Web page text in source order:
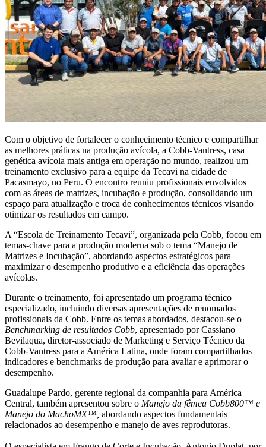
Com o objetivo de fortalecer o conhecimento técnico e compartilhar
as melhores práticas na produção avícola, a Cobb-Vantress, casa
genética avícola mais antiga em operação no mundo, realizou um
treinamento exclusivo para a equipe da Tecavi na cidade de
Pacasmayo, no Peru. O encontro reuniu profissionais envolvidos
com as áreas de matrizes, incubação e produção, consolidando um
espaço para atualização e troca de conhecimentos técnicos visando
otimizar os resultados em campo.
A “Escola de Treinamento Tecavi”, organizada pela Cobb, focou em
temas-chave para a produção moderna sob o tema “Manejo de
Matrizes e Incubação”, abordando aspectos estratégicos para
maximizar o desempenho produtivo e a eficiência das operações
avícolas.
Durante o treinamento, foi apresentado um programa técnico
especializado, incluindo diversas apresentações de renomados
profissionais da Cobb. Entre os temas abordados, destacou-se o
Benchmarking de resultados Cobb, apresentado por Cassiano
Bevilaqua, diretor-associado de Marketing e Serviço Técnico da
Cobb-Vantress para a América Latina, onde foram compartilhados
indicadores e benchmarks de produção para avaliar e aprimorar o
desempenho.
Guadalupe Pardo, gerente regional da companhia para América
Central, também apresentou sobre o Manejo da fêmea Cobb800™ e
Manejo do MachoMX™, abordando aspectos fundamentais
relacionados ao desempenho e manejo de aves reprodutoras.